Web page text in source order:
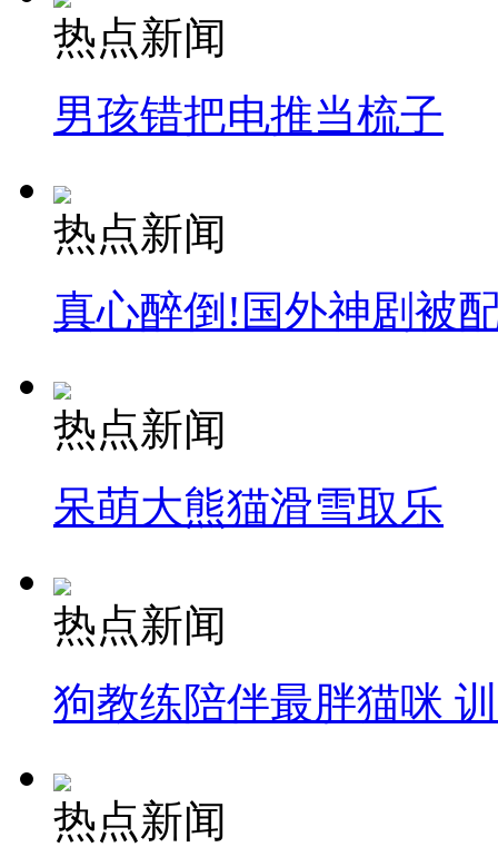
热点新闻
男孩错把电推当梳子
热点新闻
真心醉倒!国外神剧被
热点新闻
呆萌大熊猫滑雪取乐
热点新闻
狗教练陪伴最胖猫咪
热点新闻